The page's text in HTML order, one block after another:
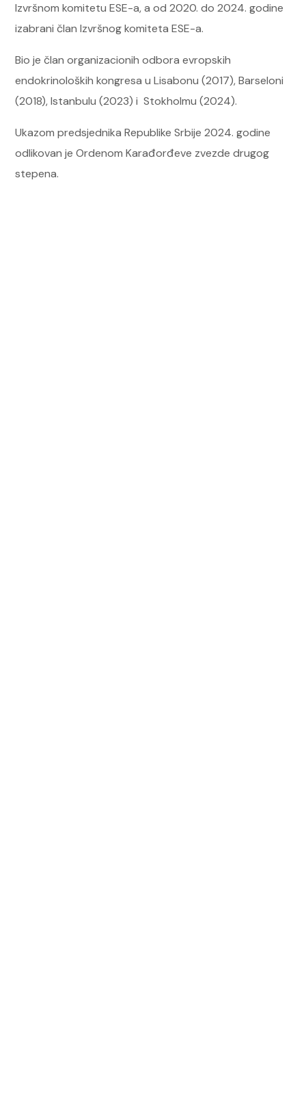
Izvršnom komitetu ESE-a, a od 2020. do 2024. godine
izabrani član Izvršnog komiteta ESE-a.
Bio je član organizacionih odbora evropskih
endokrinoloških kongresa u Lisabonu (2017), Barseloni
(2018), Istanbulu (2023) i Stokholmu (2024).
Ukazom predsjednika Republike Srbije 2024. godine
odlikovan je Ordenom Karađorđeve zvezde drugog
stepena.